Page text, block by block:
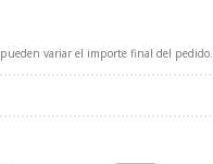
pueden variar el importe final del pedido.